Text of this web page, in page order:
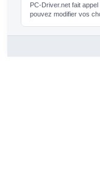
PC-Driver.net fait
pouvez modifier vos